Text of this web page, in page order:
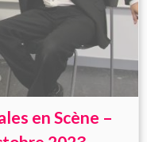
en Scène –